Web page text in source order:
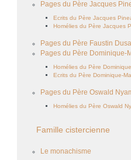
Pages du Père Jacques
Ecrits du Père Jacques
Homélies du Père Jacques
Pages du Père Faustin
Pages du Père Dominique-
Homélies du Père
Ecrits du Père Dominique-
Pages du Père Oswald
Homélies du Père Oswald
Famille cistercienne
Le monachisme